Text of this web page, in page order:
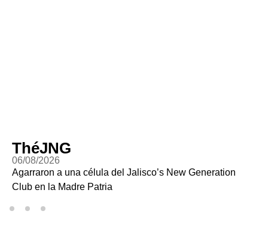
ThéJNG
06/08/2026
Agarraron a una célula del Jalisco’s New Generation
Club en la Madre Patria